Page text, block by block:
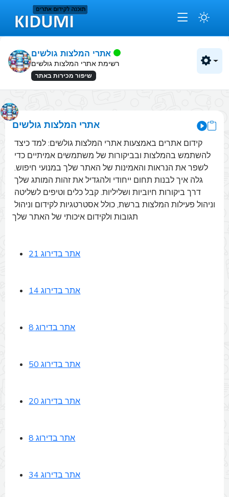
רשימת אתרי המלצות גולשים
שיפור מכירות באתר
אתרי המלצות גולשים
קידום אתרים באמצעות אתרי המלצות גולשים: למד כיצד
לשפר את הנראות והאמינות של האתר שלך במנועי חיפוש.
גלה איך לבנות תחום ייחודי ולהגדיל את זהות המותג שלך
וניהול פעילות המלצות ברשת, כולל אסטרטגיות לקידום וניהול
אתר בדירוג 21
אתר בדירוג 14
אתר בדירוג 8
אתר בדירוג 50
אתר בדירוג 20
אתר בדירוג 8
אתר בדירוג 34